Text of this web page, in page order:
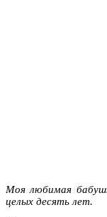
Моя любимая
целых десять лет.